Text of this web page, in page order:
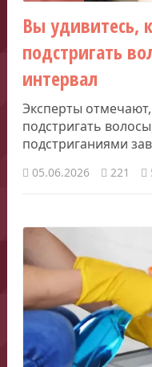
Вы удивитесь,
подстригать
интервал
Эксперты
подстригать
подстриганиями
05.06.2026 221